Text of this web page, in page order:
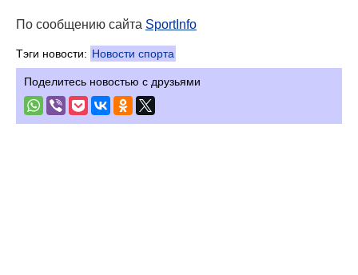
По сообщению сайта SportInfo
Тэги новости: Новости спорта
Поделитесь новостью с друзьями